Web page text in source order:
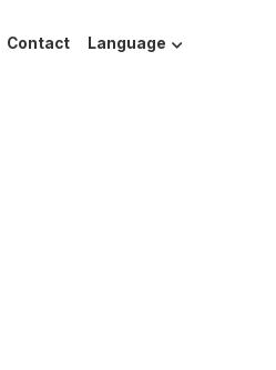
Contact Language